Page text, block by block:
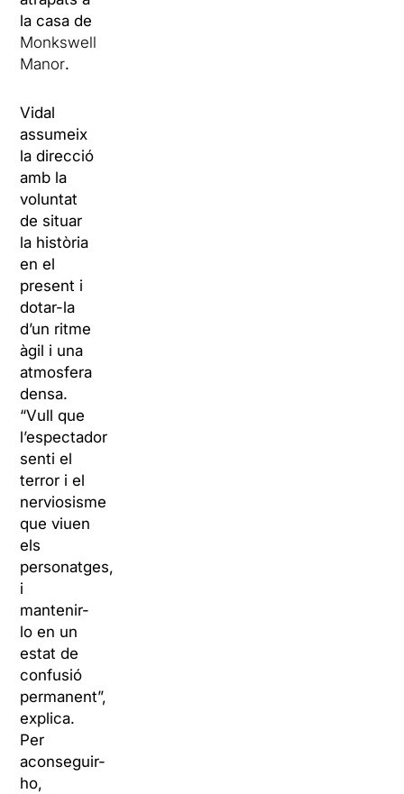
la casa de
Monkswell
Manor.
Vidal
assumeix
la direcció
amb la
voluntat
de situar
la història
en el
present i
dotar-la
d’un ritme
àgil i una
atmosfera
densa.
“Vull que
l’espectador
senti el
terror i el
nerviosisme
que viuen
els
personatges,
i
mantenir-
lo en un
estat de
confusió
permanent”,
explica.
Per
aconseguir-
ho,